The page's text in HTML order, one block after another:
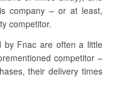
company – or at least,
competitor.
by Fnac are often a little
competitor –
their delivery times